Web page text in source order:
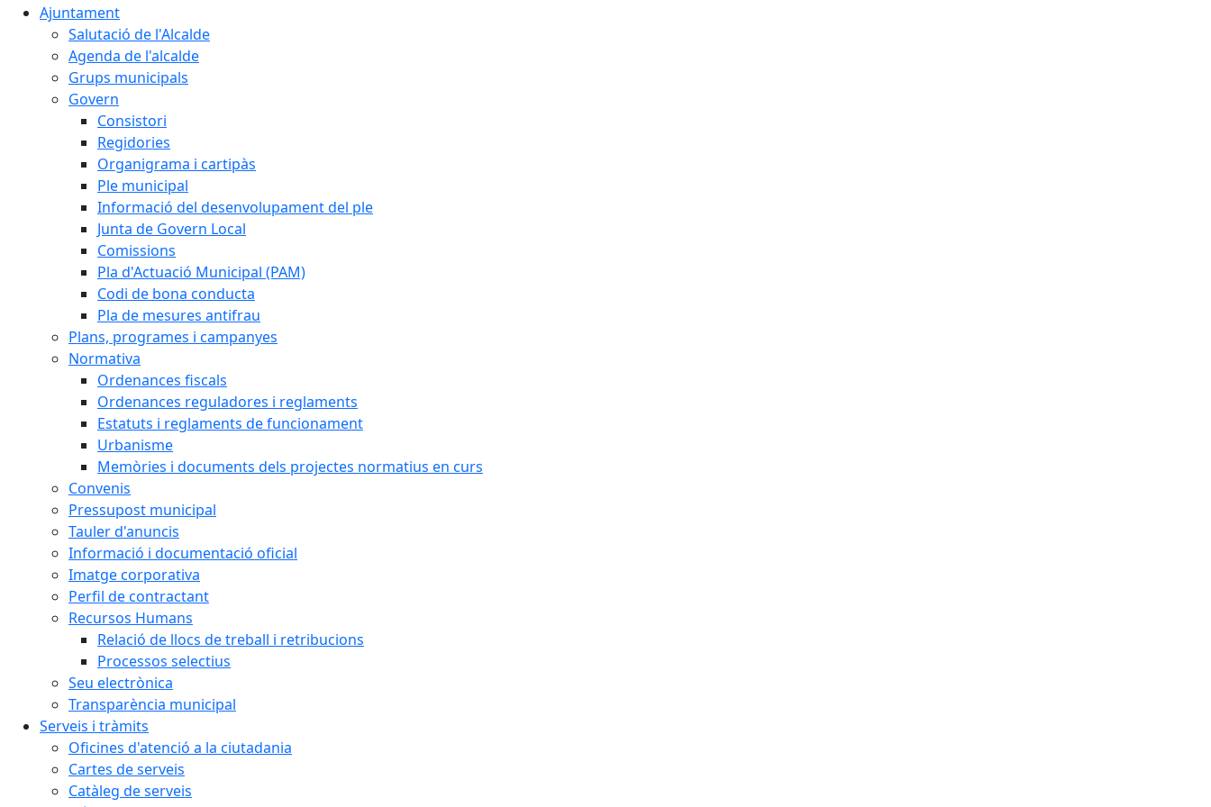
Ajuntament
Salutació de l'Alcalde
Agenda de l'alcalde
Grups municipals
Govern
Consistori
Regidories
Organigrama i cartipàs
Ple municipal
Informació del desenvolupament del ple
Junta de Govern Local
Comissions
Pla d'Actuació Municipal (PAM)
Codi de bona conducta
Pla de mesures antifrau
Plans, programes i campanyes
Normativa
Ordenances fiscals
Ordenances reguladores i reglaments
Estatuts i reglaments de funcionament
Urbanisme
Memòries i documents dels projectes normatius en curs
Convenis
Pressupost municipal
Tauler d'anuncis
Informació i documentació oficial
Imatge corporativa
Perfil de contractant
Recursos Humans
Relació de llocs de treball i retribucions
Processos selectius
Seu electrònica
Transparència municipal
Serveis i tràmits
Oficines d'atenció a la ciutadania
Cartes de serveis
Catàleg de serveis